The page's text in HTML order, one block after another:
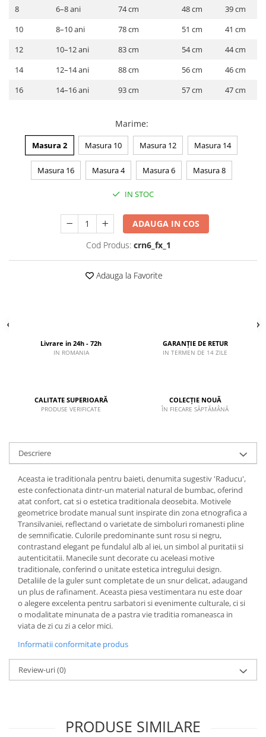
8
6–8 ani 74 cm 48 cm
39 cm
10
8–10 ani 78 cm 51 cm
41 cm
12
10–12 ani 83 cm 54 cm
44 cm
14
12–14 ani 88 cm 56 cm
46 cm
16
14–16 ani 93 cm 57 cm 47 cm
Marime:
Masura 2 Masura 10 Masura 12 Masura 14
Masura 16 Masura 4 Masura 6 Masura 8
IN STOC
ADAUGA IN COS
Cod Produs: crn6_fx_1
Adauga la Favorite
Livrare in 24h - 72h
IN ROMANIA
GARANȚIE DE RETUR
IN TERMEN DE 14 ZILE
CALITATE SUPERIOARĂ
PRODUSE VERIFICATE
COLECȚIE NOUĂ
ÎN FIECARE SĂPTĂMÂNĂ
Descriere
Aceasta ie traditionala pentru baieti, denumita sugestiv 'Raducu',
este confectionata dintr-un material natural de bumbac, oferind
atat confort, cat si o estetica traditionala deosebita. Motivele
geometrice brodate manual sunt inspirate din zona etnografica a
Transilvaniei, reflectand o varietate de simboluri romanesti pline
de semnificatie. Culorile predominante sunt rosu si negru,
contrastand elegant pe fundalul alb al iei, un simbol al puritatii si
autenticitatii. Manecile sunt decorate cu aceleasi motive
traditionale, conferind o unitate estetica intregului design.
Detaliile de la guler sunt completate de un snur delicat, adaugand
un plus de rafinament. Aceasta piesa vestimentara nu este doar
o alegere excelenta pentru sarbatori si evenimente culturale, ci si
o modalitate minunata de a pastra vie traditia romaneasca in
viata de zi cu zi a celor mici.
Informatii conformitate produs
Review-uri(0)
PRODUSE SIMILARE